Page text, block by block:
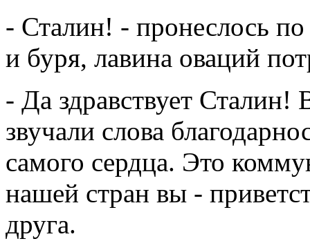
- Сталин! - пронеслось
и буря, лавина оваций
- Да здравствует Сталин!
звучали слова
самого сердца. Это
нашей стран вы -
друга.